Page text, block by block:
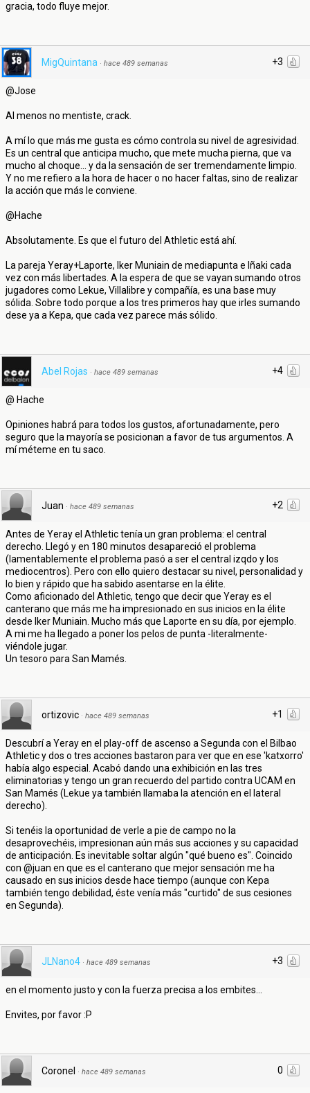
gracia, todo fluye mejor.
+3
MigQuintana · hace 489 semanas
@Jose
Al menos no mentiste, crack.
A mí lo que más me gusta es cómo controla su nivel de agresividad.
Es un central que anticipa mucho, que mete mucha pierna, que va
mucho al choque... y da la sensación de ser tremendamente limpio.
Y no me refiero a la hora de hacer o no hacer faltas, sino de realizar
la acción que más le conviene.
@Hache
Absolutamente. Es que el futuro del Athletic está ahí.
La pareja Yeray+Laporte, Iker Muniain de mediapunta e Iñaki cada
vez con más libertades. A la espera de que se vayan sumando otros
jugadores como Lekue, Villalibre y compañía, es una base muy
sólida. Sobre todo porque a los tres primeros hay que irles sumando
dese ya a Kepa, que cada vez parece más sólido.
+4
Abel Rojas · hace 489 semanas
@ Hache
Opiniones habrá para todos los gustos, afortunadamente, pero
seguro que la mayoría se posicionan a favor de tus argumentos. A
mí méteme en tu saco.
+2
Juan · hace 489 semanas
Antes de Yeray el Athletic tenía un gran problema: el central
derecho. Llegó y en 180 minutos desapareció el problema
(lamentablemente el problema pasó a ser el central izqdo y los
mediocentros). Pero con ello quiero destacar su nivel, personalidad y
lo bien y rápido que ha sabido asentarse en la élite.
Como aficionado del Athletic, tengo que decir que Yeray es el
canterano que más me ha impresionado en sus inicios en la élite
desde Iker Muniain. Mucho más que Laporte en su día, por ejemplo.
A mi me ha llegado a poner los pelos de punta -literalmente-
viéndole jugar.
Un tesoro para San Mamés.
+1
ortizovic · hace 489 semanas
Descubrí a Yeray en el play-off de ascenso a Segunda con el Bilbao
Athletic y dos o tres acciones bastaron para ver que en ese 'katxorro'
había algo especial. Acabó dando una exhibición en las tres
eliminatorias y tengo un gran recuerdo del partido contra UCAM en
San Mamés (Lekue ya también llamaba la atención en el lateral
derecho).
Si tenéis la oportunidad de verle a pie de campo no la
desaprovechéis, impresionan aún más sus acciones y su capacidad
de anticipación. Es inevitable soltar algún "qué bueno es". Coincido
con @juan en que es el canterano que mejor sensación me ha
causado en sus inicios desde hace tiempo (aunque con Kepa
también tengo debilidad, éste venía más "curtido" de sus cesiones
en Segunda).
+3
JLNano4 · hace 489 semanas
en el momento justo y con la fuerza precisa a los embites...
Envites, por favor :P
0
Coronel · hace 489 semanas